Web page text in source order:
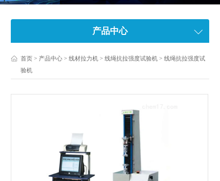
产品中心
首页 > 产品中心 >线材拉力机 >线绳抗拉强度试验机 > 线绳抗拉强度试
验机